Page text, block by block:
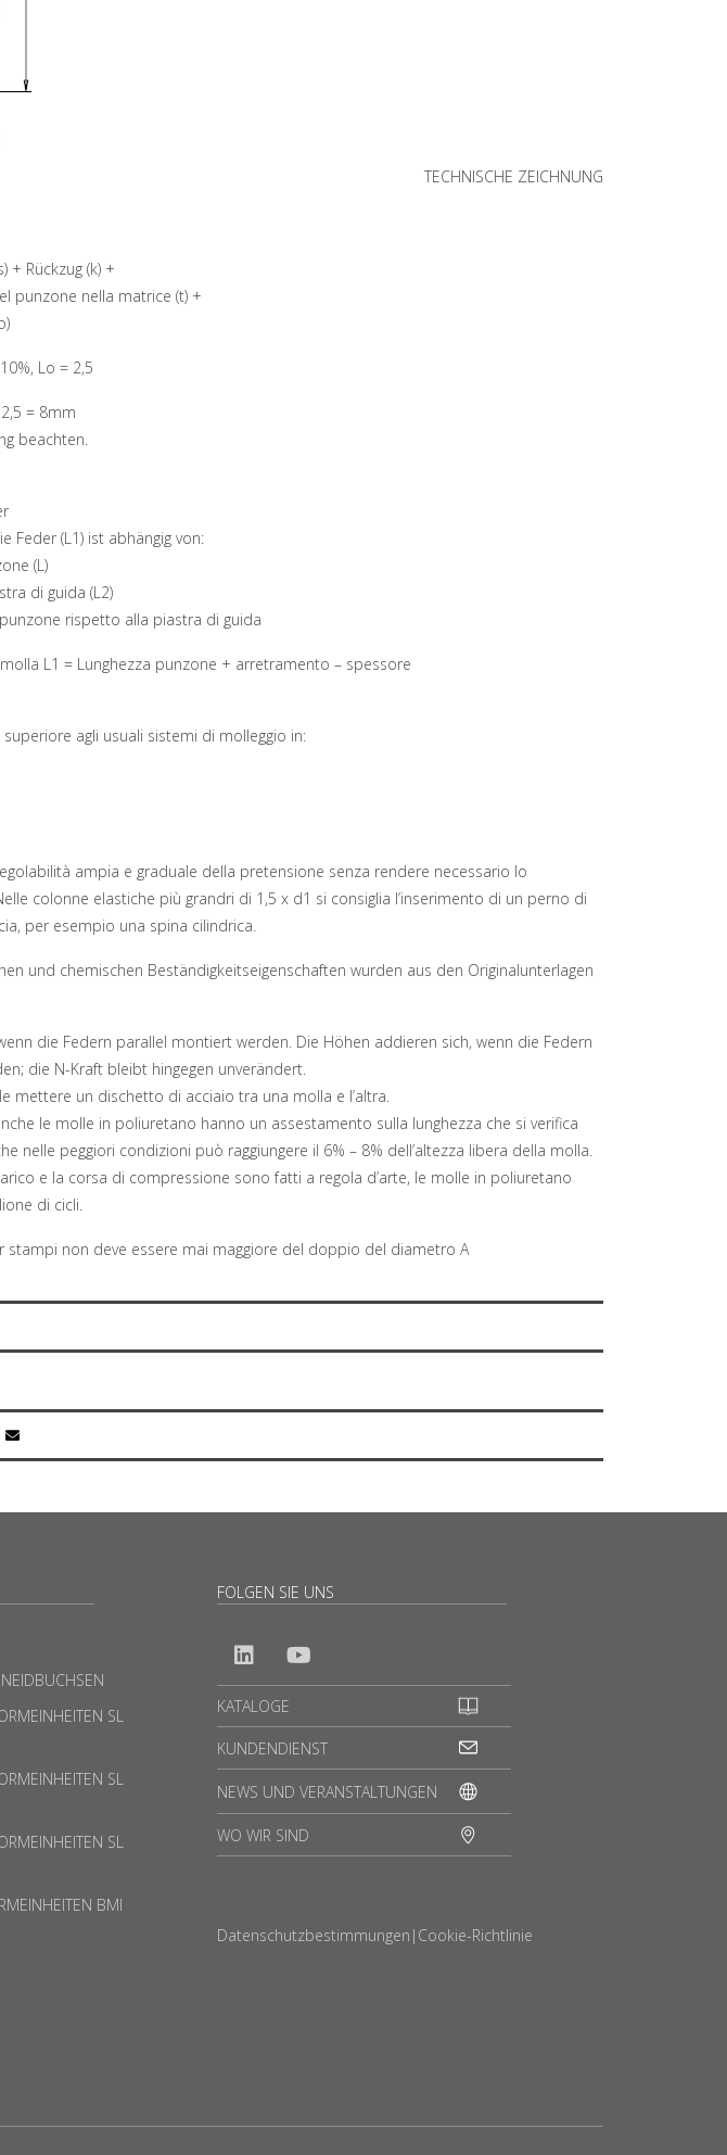
TECHNISCHE ZEICHNUNG
+ Rückzug (k) +
punzone nella matrice (t) +
Lo = 2,5
= 8mm
beachten.
Feder (L1) ist abhängig von:
(L)
di guida (L2)
rispetto alla piastra di guida
L1 = Lunghezza punzone + arretramento – spessore
agli usuali sistemi di molleggio in:
ampia e graduale della pretensione senza rendere necessario lo
colonne elastiche più grandri di 1,5 x d1 si consiglia l’inserimento di un perno di
per esempio una spina cilindrica.
und chemischen Beständigkeitseigenschaften wurden aus den Originalunterlagen
die Federn parallel montiert werden. Die Höhen addieren sich, wenn die Federn
die N-Kraft bleibt hingegen unverändert.
mettere un dischetto di acciaio tra una molla e l’altra.
le molle in poliuretano hanno un assestamento sulla lunghezza che si verifica
nelle peggiori condizioni può raggiungere il 6% – 8% dell’altezza libera della molla.
e la corsa di compressione sono fatti a regola d’arte, le molle in poliuretano
di cicli.
stampi non deve essere mai maggiore del doppio del diametro A
SL
SL
SL
BMI
FOLGEN SIE UNS
KATALOGE
KUNDENDIENST
NEWS UND VERANSTALTUNGEN
WO WIR SIND
Datenschutzbestimmungen | Cookie-Richtlinie